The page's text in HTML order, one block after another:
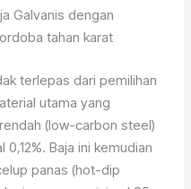
Galvanis dengan
tahan karat
terlepas dari pemilihan
utama yang
(low-carbon steel)
Baja ini kemudian
panas (hot-dip